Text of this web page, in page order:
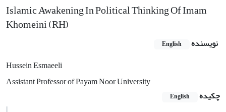
Islamic Awakening In Political Thinking Of Imam
Khomeini (RH)
نویسنده English
Hussein Esmaeeli
Assistant Professor of Payam Noor University
چکیده
English